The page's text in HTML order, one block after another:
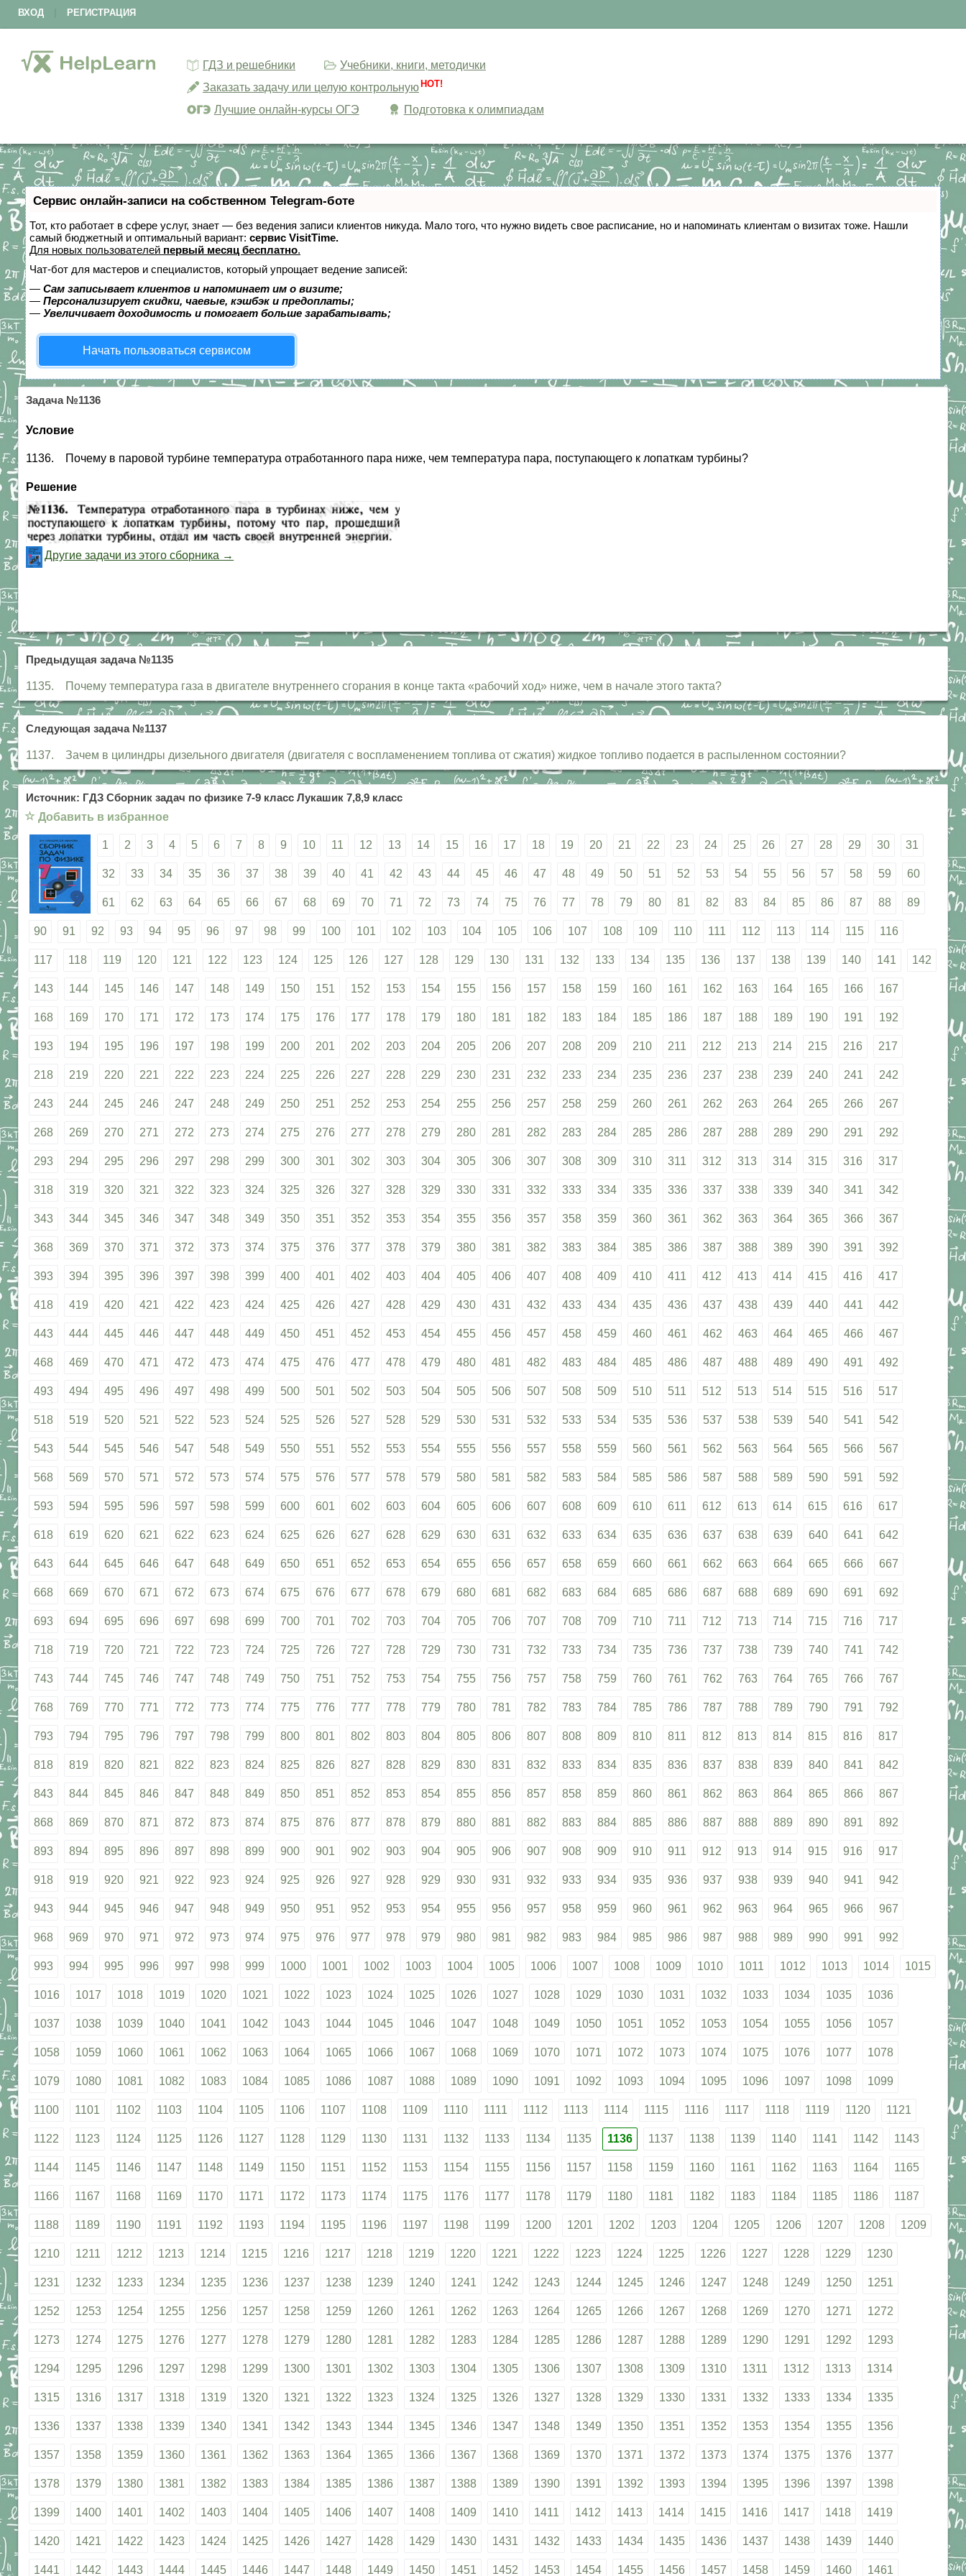
ВХОД РЕГИСТРАЦИЯ
ГДЗ и решебники
Учебники, книги, методички
Заказать задачу или целую контрольную HOT!
Лучшие онлайн-курсы ОГЭ Подготовка к олимпиадам
Сервис онлайн-записи на собственном Telegram-боте
Тот, кто работает в сфере услуг, знает — без ведения записи клиентов никуда. Мало того, что нужно видеть свое расписание, но и напоминать клиентам о визитах тоже. Нашли
самый бюджетный и оптимальный вариант: сервис VisitTime.
Для новых пользователей первый месяц бесплатно.
Чат-бот для мастеров и специалистов, который упрощает ведение записей:
— Сам записывает клиентов и напоминает им о визите;
— Персонализирует скидки, чаевые, кэшбэк и предоплаты;
— Увеличивает доходимость и помогает больше зарабатывать;
Начать пользоваться сервисом
Задача №1136
Условие
1136. Почему в паровой турбине температура отработанного пара ниже, чем температура пара, поступающего к лопаткам турбины?
Решение
Другие задачи из этого сборника →
Предыдущая задача №1135
1135. Почему температура газа в двигателе внутреннего сгорания в конце такта «рабочий ход» ниже, чем в начале этого такта?
Следующая задача №1137
1137. Зачем в цилиндры дизельного двигателя (двигателя с воспламенением топлива от сжатия) жидкое топливо подается в распыленном состоянии?
Источник: ГДЗ Сборник задач по физике 7-9 класс Лукашик 7,8,9 класс
☆ Добавить в избранное
1 2 3 4 5 6 7 8 9 10 11 12 13 14 15 16 17 18 19 20 21 22 23 24 25 26 27 28 29 30 31
32 33 34 35 36 37 38 39 40 41 42 43 44 45 46 47 48 49 50 51 52 53 54 55 56 57 58 59 60
61 62 63 64 65 66 67 68 69 70 71 72 73 74 75 76 77 78 79 80 81 82 83 84 85 86 87 88 89
90 91 92 93 94 95 96 97 98 99 100 101 102 103 104 105 106 107 108 109 110 111 112 113 114 115 116
117 118 119 120 121 122 123 124 125 126 127 128 129 130 131 132 133 134 135 136 137 138 139 140 141 142
143 144 145 146 147 148 149 150 151 152 153 154 155 156 157 158 159 160 161 162 163 164 165 166 167
168 169 170 171 172 173 174 175 176 177 178 179 180 181 182 183 184 185 186 187 188 189 190 191 192
193 194 195 196 197 198 199 200 201 202 203 204 205 206 207 208 209 210 211 212 213 214 215 216 217
218 219 220 221 222 223 224 225 226 227 228 229 230 231 232 233 234 235 236 237 238 239 240 241 242
243 244 245 246 247 248 249 250 251 252 253 254 255 256 257 258 259 260 261 262 263 264 265 266 267
268 269 270 271 272 273 274 275 276 277 278 279 280 281 282 283 284 285 286 287 288 289 290 291 292
293 294 295 296 297 298 299 300 301 302 303 304 305 306 307 308 309 310 311 312 313 314 315 316 317
318 319 320 321 322 323 324 325 326 327 328 329 330 331 332 333 334 335 336 337 338 339 340 341 342
343 344 345 346 347 348 349 350 351 352 353 354 355 356 357 358 359 360 361 362 363 364 365 366 367
368 369 370 371 372 373 374 375 376 377 378 379 380 381 382 383 384 385 386 387 388 389 390 391 392
393 394 395 396 397 398 399 400 401 402 403 404 405 406 407 408 409 410 411 412 413 414 415 416 417
418 419 420 421 422 423 424 425 426 427 428 429 430 431 432 433 434 435 436 437 438 439 440 441 442
443 444 445 446 447 448 449 450 451 452 453 454 455 456 457 458 459 460 461 462 463 464 465 466 467
468 469 470 471 472 473 474 475 476 477 478 479 480 481 482 483 484 485 486 487 488 489 490 491 492
493 494 495 496 497 498 499 500 501 502 503 504 505 506 507 508 509 510 511 512 513 514 515 516 517
518 519 520 521 522 523 524 525 526 527 528 529 530 531 532 533 534 535 536 537 538 539 540 541 542
543 544 545 546 547 548 549 550 551 552 553 554 555 556 557 558 559 560 561 562 563 564 565 566 567
568 569 570 571 572 573 574 575 576 577 578 579 580 581 582 583 584 585 586 587 588 589 590 591 592
593 594 595 596 597 598 599 600 601 602 603 604 605 606 607 608 609 610 611 612 613 614 615 616 617
618 619 620 621 622 623 624 625 626 627 628 629 630 631 632 633 634 635 636 637 638 639 640 641 642
643 644 645 646 647 648 649 650 651 652 653 654 655 656 657 658 659 660 661 662 663 664 665 666 667
668 669 670 671 672 673 674 675 676 677 678 679 680 681 682 683 684 685 686 687 688 689 690 691 692
693 694 695 696 697 698 699 700 701 702 703 704 705 706 707 708 709 710 711 712 713 714 715 716 717
718 719 720 721 722 723 724 725 726 727 728 729 730 731 732 733 734 735 736 737 738 739 740 741 742
743 744 745 746 747 748 749 750 751 752 753 754 755 756 757 758 759 760 761 762 763 764 765 766 767
768 769 770 771 772 773 774 775 776 777 778 779 780 781 782 783 784 785 786 787 788 789 790 791 792
793 794 795 796 797 798 799 800 801 802 803 804 805 806 807 808 809 810 811 812 813 814 815 816 817
818 819 820 821 822 823 824 825 826 827 828 829 830 831 832 833 834 835 836 837 838 839 840 841 842
843 844 845 846 847 848 849 850 851 852 853 854 855 856 857 858 859 860 861 862 863 864 865 866 867
868 869 870 871 872 873 874 875 876 877 878 879 880 881 882 883 884 885 886 887 888 889 890 891 892
893 894 895 896 897 898 899 900 901 902 903 904 905 906 907 908 909 910 911 912 913 914 915 916 917
918 919 920 921 922 923 924 925 926 927 928 929 930 931 932 933 934 935 936 937 938 939 940 941 942
943 944 945 946 947 948 949 950 951 952 953 954 955 956 957 958 959 960 961 962 963 964 965 966 967
968 969 970 971 972 973 974 975 976 977 978 979 980 981 982 983 984 985 986 987 988 989 990 991 992
993 994 995 996 997 998 999 1000 1001 1002 1003 1004 1005 1006 1007 1008 1009 1010 1011 1012 1013 1014 1015
1016 1017 1018 1019 1020 1021 1022 1023 1024 1025 1026 1027 1028 1029 1030 1031 1032 1033 1034 1035 1036
1037 1038 1039 1040 1041 1042 1043 1044 1045 1046 1047 1048 1049 1050 1051 1052 1053 1054 1055 1056 1057
1058 1059 1060 1061 1062 1063 1064 1065 1066 1067 1068 1069 1070 1071 1072 1073 1074 1075 1076 1077 1078
1079 1080 1081 1082 1083 1084 1085 1086 1087 1088 1089 1090 1091 1092 1093 1094 1095 1096 1097 1098 1099
1100 1101 1102 1103 1104 1105 1106 1107 1108 1109 1110 1111 1112 1113 1114 1115 1116 1117 1118 1119 1120 1121
1122 1123 1124 1125 1126 1127 1128 1129 1130 1131 1132 1133 1134 1135 1136 1137 1138 1139 1140 1141 1142 1143
1144 1145 1146 1147 1148 1149 1150 1151 1152 1153 1154 1155 1156 1157 1158 1159 1160 1161 1162 1163 1164 1165
1166 1167 1168 1169 1170 1171 1172 1173 1174 1175 1176 1177 1178 1179 1180 1181 1182 1183 1184 1185 1186 1187
1188 1189 1190 1191 1192 1193 1194 1195 1196 1197 1198 1199 1200 1201 1202 1203 1204 1205 1206 1207 1208 1209
1210 1211 1212 1213 1214 1215 1216 1217 1218 1219 1220 1221 1222 1223 1224 1225 1226 1227 1228 1229 1230
1231 1232 1233 1234 1235 1236 1237 1238 1239 1240 1241 1242 1243 1244 1245 1246 1247 1248 1249 1250 1251
1252 1253 1254 1255 1256 1257 1258 1259 1260 1261 1262 1263 1264 1265 1266 1267 1268 1269 1270 1271 1272
1273 1274 1275 1276 1277 1278 1279 1280 1281 1282 1283 1284 1285 1286 1287 1288 1289 1290 1291 1292 1293
1294 1295 1296 1297 1298 1299 1300 1301 1302 1303 1304 1305 1306 1307 1308 1309 1310 1311 1312 1313 1314
1315 1316 1317 1318 1319 1320 1321 1322 1323 1324 1325 1326 1327 1328 1329 1330 1331 1332 1333 1334 1335
1336 1337 1338 1339 1340 1341 1342 1343 1344 1345 1346 1347 1348 1349 1350 1351 1352 1353 1354 1355 1356
1357 1358 1359 1360 1361 1362 1363 1364 1365 1366 1367 1368 1369 1370 1371 1372 1373 1374 1375 1376 1377
1378 1379 1380 1381 1382 1383 1384 1385 1386 1387 1388 1389 1390 1391 1392 1393 1394 1395 1396 1397 1398
1399 1400 1401 1402 1403 1404 1405 1406 1407 1408 1409 1410 1411 1412 1413 1414 1415 1416 1417 1418 1419
1420 1421 1422 1423 1424 1425 1426 1427 1428 1429 1430 1431 1432 1433 1434 1435 1436 1437 1438 1439 1440
1441 1442 1443 1444 1445 1446 1447 1448 1449 1450 1451 1452 1453 1454 1455 1456 1457 1458 1459 1460 1461